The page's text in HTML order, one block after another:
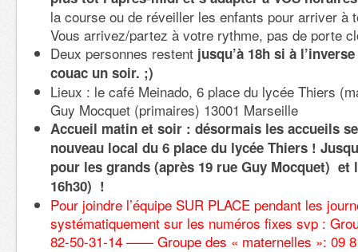
la course ou de réveiller les enfants pour arriver à
Vous arrivez/partez à votre rythme, pas de porte
Deux personnes restent jusqu’à 18h si à
couac un soir. ;)
Lieux : le café Meinado, 6 place du lycée Thiers
Guy Mocquet (primaires) 13001 Marseille
Accueil matin et soir : désormais les accueils
nouveau local du 6 place du lycée Thiers !
pour les grands (après 19 rue Guy Mocquet) et
16h30) !
Pour joindre l’équipe SUR PLACE pendant les
systématiquement sur les numéros fixes svp :
82-50-31-14 —— Groupe des « maternelles »: 09